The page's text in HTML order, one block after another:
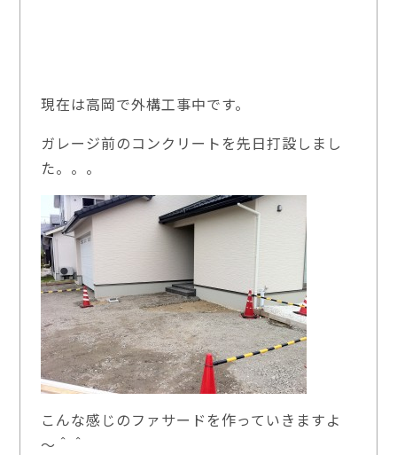
現在は高岡で外構工事中です。
ガレージ前のコンクリートを先日打設しまし
た。。。
こんな感じのファサードを作っていきますよ
～＾＾